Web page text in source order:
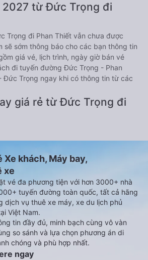
2027 từ Đức Trọng đi
Trọng đi Phan Thiết vẫn chưa được
sẽ sớm thông báo cho các bạn thông tin
giá vé, lịch trình, ngày giờ bán vé
đi tuyến đường Đức Trọng - Phan
Đức Trọng ngay khi có thông tin từ các
giá rẻ từ Đức Trọng đi
khách, Máy bay,
xe
vé đa phương tiện với hơn 3000+ nhà
tuyến đường toàn quốc, tất cả hãng
dịch vụ thuê xe máy, xe du lịch phủ
Việt Nam.
tin đầy đủ, minh bạch cùng vô vàn
so sánh và lựa chọn phương án di
chóng và phù hợp nhất.
ngay